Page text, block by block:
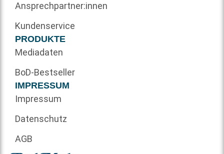
Ansprechpartner:innen
Kundenservice
PRODUKTE
Mediadaten
BoD-Bestseller
IMPRESSUM
Impressum
Datenschutz
AGB